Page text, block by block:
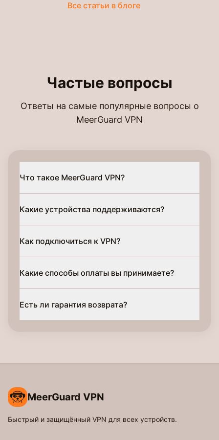
Все статьи в блоге
Частые вопросы
Ответы на самые популярные вопросы о
MeerGuard VPN
Что такое MeerGuard VPN?
Какие устройства поддерживаются?
Как подключиться к VPN?
Какие способы оплаты вы принимаете?
Есть ли гарантия возврата?
MeerGuard VPN
Быстрый и защищённый VPN для всех устройств.